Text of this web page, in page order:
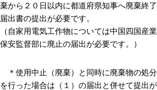
棄から２０日以内に都道府県知事へ廃棄終了
届出書の提出が必要です。
（自家用電気工作物については中国四国産業
保安監督部に廃止の届出が必要です。）
＊使用中止（廃棄）と同時に廃棄物の処分
を行った場合は（１）の届出と併せて提出が